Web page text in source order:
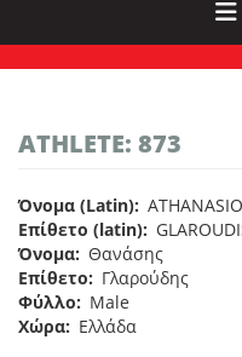
ATHLETE: 873
Όνομα (Latin)
Επίθετο (latin)
Όνομα
Θανάσης
Επίθετο
Γλαρούδης
Φύλλο
Male
Χώρα
Ελλάδα